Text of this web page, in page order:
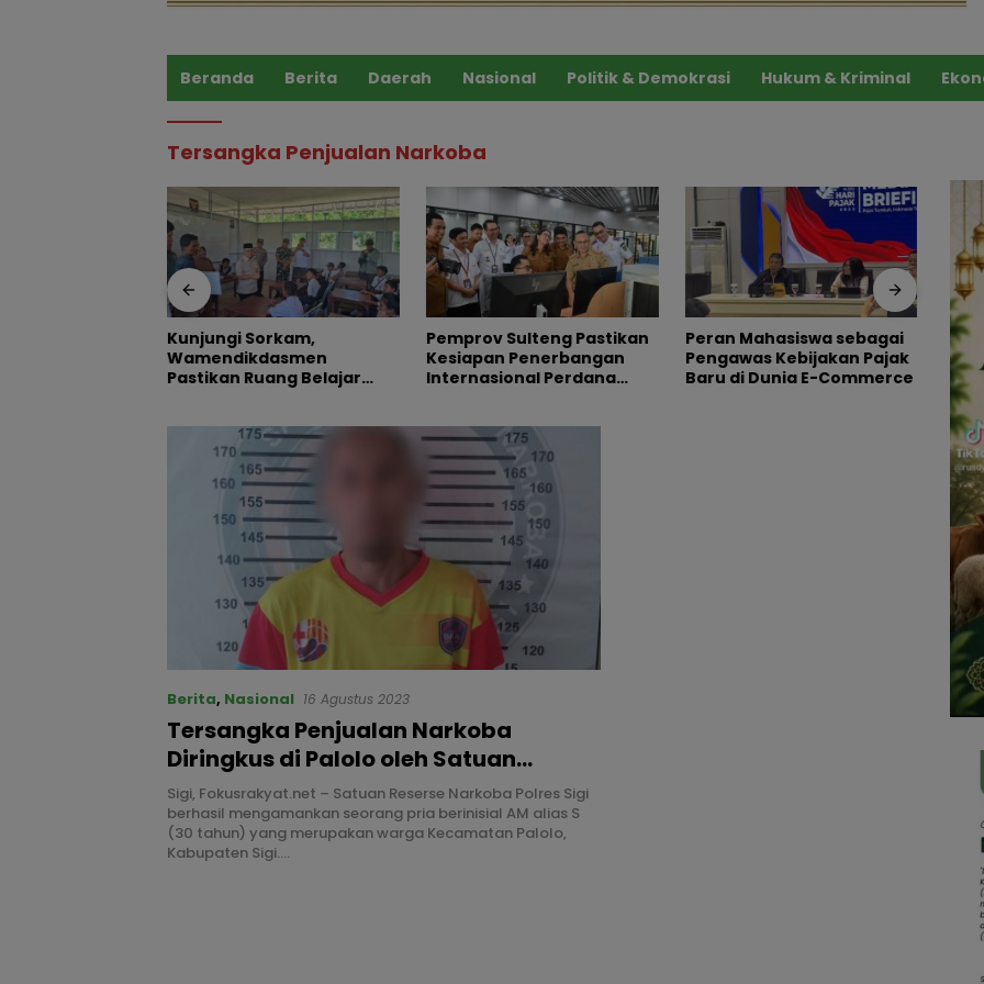
Beranda Berita Daerah Nasional Politik & Demokrasi Hukum & Kriminal
Tersangka Penjualan Narkoba
Pemprov Sulteng Pastikan
Kesiapan Penerbangan
Internasional Perdana
Peran Mahasiswa sebagai
Pengawas Kebijakan Pajak
Baru di Dunia E-Commerce
Setelah Tiongkok, Kini Uni
Emirat Arab Merapat ke
Sulawesi Tengah
Berita, Nasional 16 Agustus 2023
Tersangka Penjualan Narkoba
Diringkus di Palolo oleh Satuan
Reserse Narkoba Polres Sigi
Sigi, Fokusrakyat.net – Satuan Reserse Narkoba Polres Sigi
berhasil mengamankan seorang pria berinisial AM alias S
(30 tahun) yang merupakan warga Kecamatan Palolo,
Kabupaten Sigi….